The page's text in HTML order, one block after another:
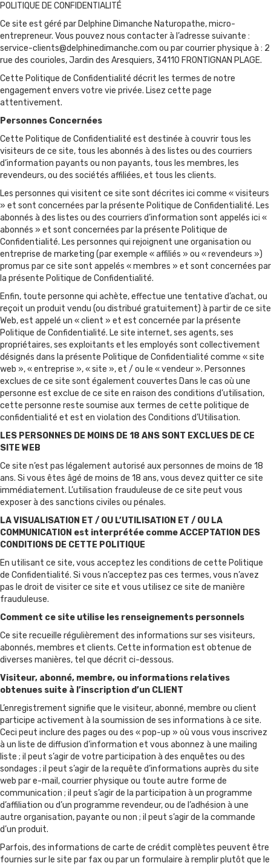
POLITIQUE DE CONFIDENTIALITÉ
Ce site est géré par Delphine Dimanche Naturopathe, micro-
entrepreneur. Vous pouvez nous contacter à l’adresse suivante :
service-clients@delphinedimanche.com ou par courrier physique à : 2
rue des courioles, Jardin des Aresquiers, 34110 FRONTIGNAN PLAGE.
Cette Politique de Confidentialité décrit les termes de notre
engagement envers votre vie privée. Lisez cette page
attentivement.
Personnes Concernées
Cette Politique de Confidentialité est destinée à couvrir tous les
visiteurs de ce site, tous les abonnés à des listes ou des courriers
d’information payants ou non payants, tous les membres, les
revendeurs, ou des sociétés affiliées, et tous les clients.
Les personnes qui visitent ce site sont décrites ici comme « visiteurs
» et sont concernées par la présente Politique de Confidentialité. Les
abonnés à des listes ou des courriers d’information sont appelés ici «
abonnés » et sont concernées par la présente Politique de
Confidentialité. Les personnes qui rejoignent une organisation ou
entreprise de marketing (par exemple « affiliés » ou « revendeurs »)
promus par ce site sont appelés « membres » et sont concernées par
la présente Politique de Confidentialité.
Enfin, toute personne qui achète, effectue une tentative d’achat, ou
reçoit un produit vendu (ou distribué gratuitement) à partir de ce site
Web, est appelé un « client » et est concernée par la présente
Politique de Confidentialité. Le site internet, ses agents, ses
propriétaires, ses exploitants et les employés sont collectivement
désignés dans la présente Politique de Confidentialité comme « site
web », « entreprise », « site », et / ou le « vendeur ». Personnes
exclues de ce site sont également couvertes Dans le cas où une
personne est exclue de ce site en raison des conditions d’utilisation,
cette personne reste soumise aux termes de cette politique de
confidentialité et est en violation des Conditions d’Utilisation.
LES PERSONNES DE MOINS DE 18 ANS SONT EXCLUES DE CE
SITE WEB
Ce site n’est pas légalement autorisé aux personnes de moins de 18
ans. Si vous êtes âgé de moins de 18 ans, vous devez quitter ce site
immédiatement. L’utilisation frauduleuse de ce site peut vous
exposer à des sanctions civiles ou pénales.
LA VISUALISATION ET / OU L’UTILISATION ET / OU LA
COMMUNICATION est interprétée comme ACCEPTATION DES
CONDITIONS DE CETTE POLITIQUE
En utilisant ce site, vous acceptez les conditions de cette Politique
de Confidentialité. Si vous n’acceptez pas ces termes, vous n’avez
pas le droit de visiter ce site et vous utilisez ce site de manière
frauduleuse.
Comment ce site utilise les renseignements personnels
Ce site recueille régulièrement des informations sur ses visiteurs,
abonnés, membres et clients. Cette information est obtenue de
diverses manières, tel que décrit ci-dessous.
Visiteur, abonné, membre, ou informations relatives
obtenues suite à l’inscription d’un CLIENT
L’enregistrement signifie que le visiteur, abonné, membre ou client
participe activement à la soumission de ses informations à ce site.
Ceci peut inclure des pages ou des « pop-up » où vous vous inscrivez
à un liste de diffusion d’information et vous abonnez à une mailing
liste ; il peut s’agir de votre participation à des enquêtes ou des
sondages ; il peut s’agir de la requête d’informations auprès du site
web par e-mail, courrier physique ou toute autre forme de
communication ; il peut s’agir de la participation à un programme
d’affiliation ou d’un programme revendeur, ou de l’adhésion à une
autre organisation, payante ou non ; il peut s’agir de la commande
d’un produit.
Parfois, des informations de carte de crédit complètes peuvent être
fournies sur le site par fax ou par un formulaire à remplir plutôt que le